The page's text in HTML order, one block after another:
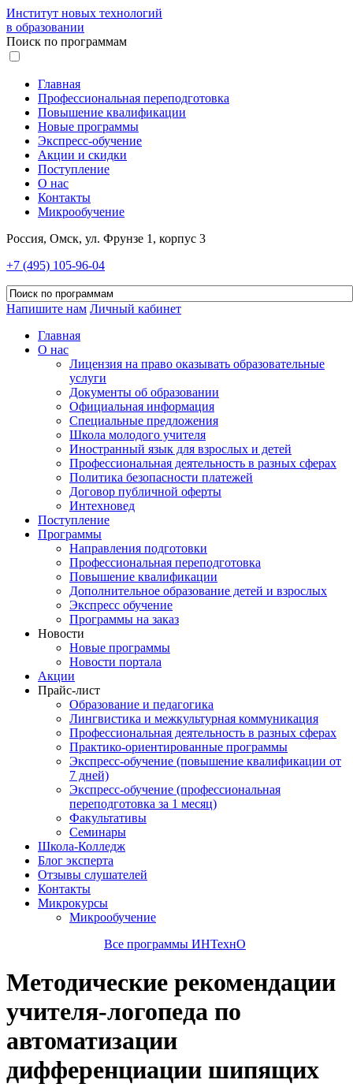
Институт новых технологий
в образовании
Поиск по программам
Главная
Профессиональная переподготовка
Повышение квалификации
Новые программы
Экспресс-обучение
Акции и скидки
Поступление
О нас
Контакты
Микрообучение
Россия, Омск, ул. Фрунзе 1, корпус 3
+7 (495) 105-96-04
Напишите нам Личный кабинет
Главная
О нас
Лицензия на право оказывать образовательные
услуги
Документы об образовании
Официальная информация
Специальные предложения
Школа молодого учителя
Иностранный язык для взрослых и детей
Профессиональная деятельность в разных сферах
Политика безопасности платежей
Договор публичной оферты
Интехновед
Поступление
Программы
Направления подготовки
Профессиональная переподготовка
Повышение квалификации
Дополнительное образование детей и взрослых
Экспресс обучение
Программы на заказ
Новости
Новые программы
Новости портала
Акции
Прайс-лист
Образование и педагогика
Лингвистика и межкультурная коммуникация
Профессиональная деятельность в разных сферах
Практико-ориентированные программы
Экспресс-обучение (повышение квалификации от
7 дней)
Экспресс-обучение (профессиональная
переподготовка за 1 месяц)
Факультативы
Семинары
Школа-Колледж
Блог эксперта
Отзывы слушателей
Контакты
Микрокурсы
Микрообучение
Все программы ИНТехнО
Методические рекомендации
учителя-логопеда по
автоматизации
дифференциации шипящих